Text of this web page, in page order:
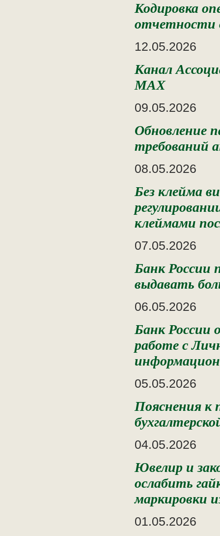
Кодировка
отчетности
12.05.2026
Канал
MAX
09.05.2026
Обновление
требований
08.05.2026
Без клейма
клеймами
07.05.2026
Банк России
выдавать
06.05.2026
Банк России
работе с
05.05.2026
Пояснения к
04.05.2026
Ювелир и
ослабить
маркировки
01.05.2026